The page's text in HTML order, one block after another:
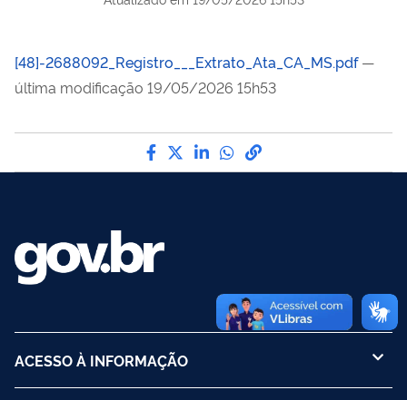
[48]-2688092_Registro___Extrato_Ata_CA_MS.pdf —
última modificação 19/05/2026 15h53
Compartilhe por Facebook
Compartilhe por Twitter
Compartilhe por
Compartilhe por
link para Copiar
ACESSO À INFORMAÇÃO